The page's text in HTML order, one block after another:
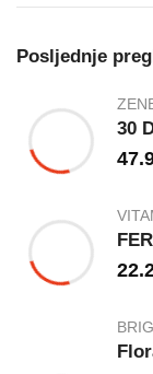
Posljednje
30